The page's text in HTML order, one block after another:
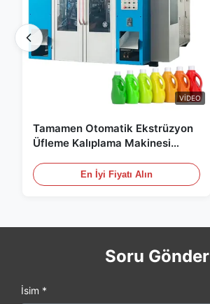
VIDEO
Tamamen Otomatik Ekstrüzyon
Üfleme Kalıplama Makinesi
Makinesi
En İyi Fiyatı Alın
Soru Gönder
İsim *